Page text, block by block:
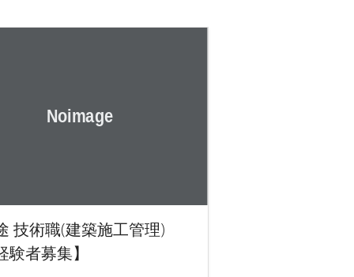
技術職(建築施工管理)
験者募集】